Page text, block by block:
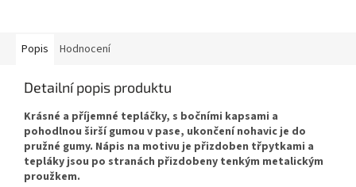
Popis Hodnocení
Detailní popis produktu
Krásné a příjemné tepláčky, s bočními kapsami a
pohodlnou širší gumou v pase, ukončení nohavic je do
pružné gumy. Nápis na motivu je přizdoben třpytkami a
tepláky jsou po stranách přizdobeny tenkým metalickým
proužkem.